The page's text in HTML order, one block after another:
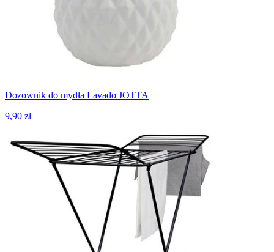
Dozownik do mydła Lavado JOTTA
9,90 zł